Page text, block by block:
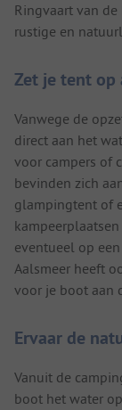
Ringvaart van de
rustige en
Zet je tent op
Vanwege de
direct aan het
voor campers of
bevinden zich
glampingtent of
eventueel op
Aalsmeer heeft
voor je boot aan
Ervaar de
Vanuit de
boot het water